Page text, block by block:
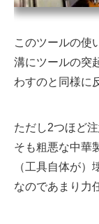
このツールの使
溝にツールの突
わすのと同様に
ただし2つほど
そも粗悪な中華
（工具自体が）
なのであまり力